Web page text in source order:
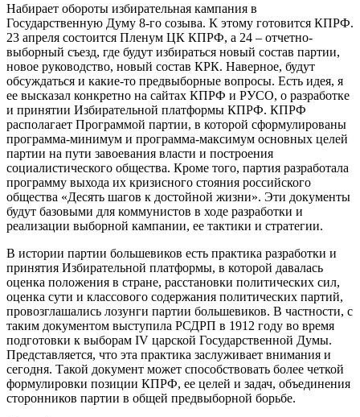
Набирает обороты избирательная кампания в
Государственную Думу 8-го созыва. К этому готовится КПРФ.
23 апреля состоится Пленум ЦК КПРФ, а 24 – отчетно-
выборный съезд, где будут избираться новый состав партии,
новое руководство, новый состав КРК. Наверное, будут
обсуждаться и какие-то предвыборные вопросы. Есть идея, я
ее высказал конкретно на сайтах КПРФ и РУСО, о разработке
и принятии Избирательной платформы КПРФ. КПРФ
располагает Программой партии, в которой сформулированы
программа-минимум и программа-максимум основных целей
партии на пути завоевания власти и построения
социалистического общества. Кроме того, партия разработала
программу выхода их кризисного стояния российского
общества «Десять шагов к достойной жизни». Эти документы
будут базовыми для коммунистов в ходе разработки и
реализации выборной кампании, ее тактики и стратегии.
В истории партии большевиков есть практика разработки и
принятия Избирательной платформы, в которой давалась
оценка положения в стране, расстановки политических сил,
оценка сути и классового содержания политических партий,
провозглашались лозунги партии большевиков. В частности, с
таким документом выступила РСДРП в 1912 году во время
подготовки к выборам IV царской Государственной Думы.
Представляется, что эта практика заслуживает внимания и
сегодня. Такой документ может способствовать более четкой
формулировки позиции КПРФ, ее целей и задач, объединения
сторонников партии в общей предвыборной борьбе.